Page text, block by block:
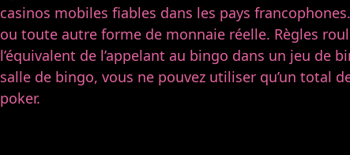
casinos mobiles fiables dans les pays
ou toute autre forme de monnaie réelle. Règles
l’équivalent de l’appelant au bingo dans un jeu de
salle de bingo, vous ne pouvez utiliser qu’un total
poker.